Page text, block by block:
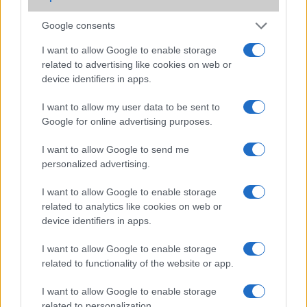
Google consents
I want to allow Google to enable storage
related to advertising like cookies on web or
device identifiers in apps.
I want to allow my user data to be sent to
Google for online advertising purposes.
I want to allow Google to send me
personalized advertising.
I want to allow Google to enable storage
related to analytics like cookies on web or
device identifiers in apps.
I want to allow Google to enable storage
related to functionality of the website or app.
I want to allow Google to enable storage
Komolyabb személyre szabás jöhet a WP 8.1-ben?
Nokia Lumia 1520 mini: WP 8.1 OS, 4.3 col és 14
megapixel
LEGOLVASOTTABBAK
Számos népszerű Samsung Galaxy készülék kimarad a One
UI 9 frissítésből – itt a lista az érintett modellekről
iPhone 18 bemutató dátum - ekkor rántja le a leplet az
Az Android rejtett automatizmusai: hat funkció, amely
Ez a rejtett Samsung funkció teljesen megváltoztatja a